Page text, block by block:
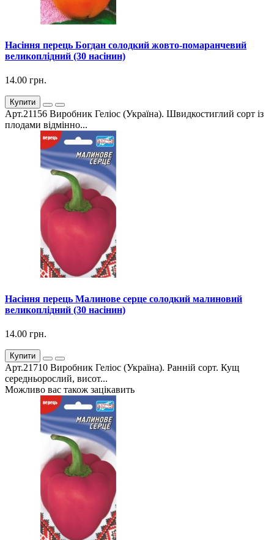
Насіння перець Богдан солодкий жовто-помаранчевий
великоплідний (30 насінин)
14.00 грн.
Купити
Арт.21156 Виробник Геліос (Україна). Швидкостиглий сорт із
плодами відмінно...
Насіння перець Малинове серце солодкий малиновий
великоплідний (30 насінин)
14.00 грн.
Купити
Арт.21710 Виробник Геліос (Україна). Ранній сорт. Кущ
середньорослий, висот...
Можливо вас також зацікавить